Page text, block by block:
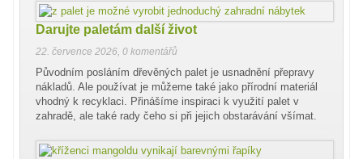
Darujte paletám další život
22. července 2026 0 komentářů
Původním posláním dřevěných palet je usnadnění přepravy
nákladů. Ale používat je můžeme také jako přírodní materiál
vhodný k recyklaci. Přinášíme inspiraci k využití palet v
zahradě, ale také rady čeho si při jejich obstarávání všímat.